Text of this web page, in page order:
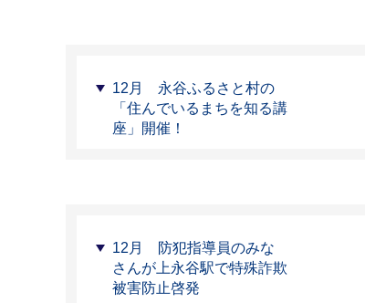
12月 永谷ふるさと村の
「住んでいるまちを知る講
座」開催！
12月 防犯指導員のみな
さんが上永谷駅で特殊詐欺
被害防止啓発